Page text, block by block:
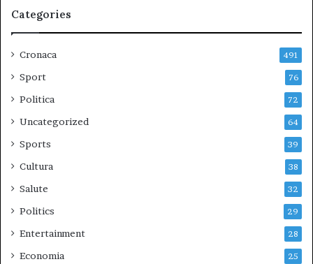
Categories
Cronaca 491
Sport 76
Politica 72
Uncategorized 64
Sports 39
Cultura 38
Salute 32
Politics 29
Entertainment 28
Economia 25